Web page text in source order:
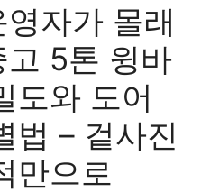
자가 몰래
고 5톤 윙바
도와 도어
법 – 겉사진
만으로